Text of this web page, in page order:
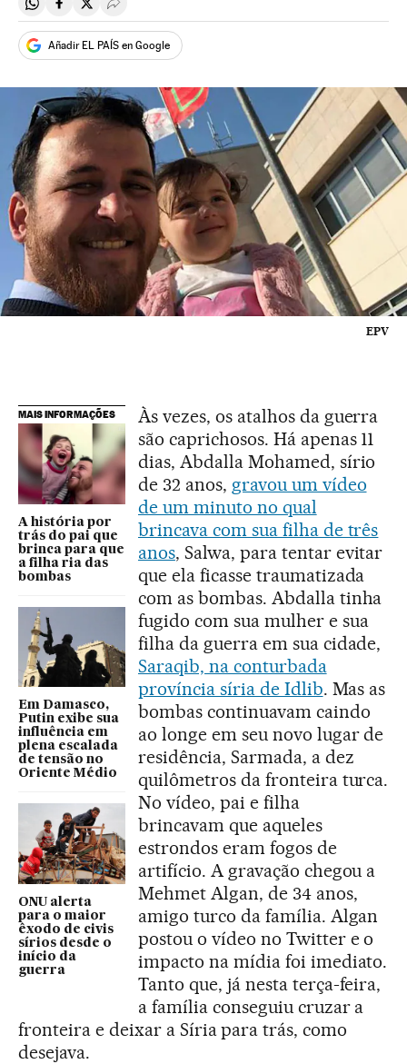
Compartir en Whatsapp
Compartir en Facebook
Compartir en Twitter
Desplegar Redes Sociales
Añadir EL PAÍS en Google
EPV
MAIS INFORMAÇÕES
A história por
trás do pai que
brinca para que
a filha ria das
bombas
Em Damasco,
Putin exibe sua
influência em
plena escalada
de tensão no
Oriente Médio
ONU alerta
para o maior
êxodo de civis
sírios desde o
início da
guerra
Às vezes, os atalhos da guerra
são caprichosos. Há apenas 11
dias, Abdalla Mohamed, sírio
de 32 anos, gravou um vídeo
de um minuto no qual
brincava com sua filha de três
anos, Salwa, para tentar evitar
que ela ficasse traumatizada
com as bombas. Abdalla tinha
fugido com sua mulher e sua
filha da guerra em sua cidade,
Saraqib, na conturbada
província síria de Idlib. Mas as
bombas continuavam caindo
ao longe em seu novo lugar de
residência, Sarmada, a dez
quilômetros da fronteira turca.
No vídeo, pai e filha
brincavam que aqueles
estrondos eram fogos de
artifício. A gravação chegou a
Mehmet Algan, de 34 anos,
amigo turco da família. Algan
postou o vídeo no Twitter e o
impacto na mídia foi imediato.
Tanto que, já nesta terça-feira,
a família conseguiu cruzar a
fronteira e deixar a Síria para trás, como
desejava.